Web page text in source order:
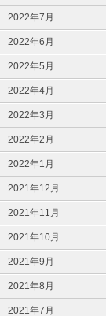
2022年7月
2022年6月
2022年5月
2022年4月
2022年3月
2022年2月
2022年1月
2021年12月
2021年11月
2021年10月
2021年9月
2021年8月
2021年7月